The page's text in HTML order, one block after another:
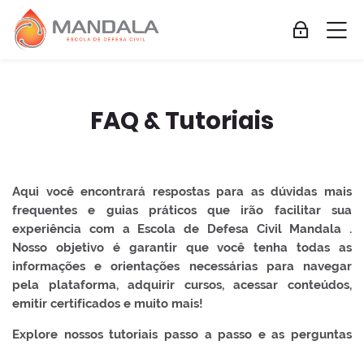
Skip to navigation
Skip to login form
Ir para o conteúdo principal
Skip to accessibility options
Skip to footer
Skip accessibility options
Acessar
Página inicial
Páginas do site
Ao realizar meu cadastro e compra do curso eu recebo alguma
+
Qual o período que terei acesso ao curso comprado+
FAQ & Tutoriais
Aqui você encontrará respostas para as dúvidas mais
frequentes e guias práticos que irão facilitar sua
experiência com a Escola de Defesa Civil Mandala
.
Nosso objetivo é garantir que você tenha todas as
informações e orientações necessárias para navegar
pela plataforma, adquirir cursos, acessar conteúdos,
emitir certificados e muito mais!
Explore nossos tutoriais passo a passo e as perguntas